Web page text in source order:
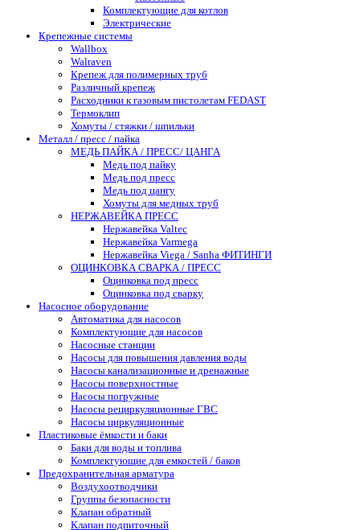
Комплектующие для котлов
Электрические
Крепежные системы
Wallbox
Walraven
Крепеж для полимерных труб
Различный крепеж
Расходники к газовым пистолетам FEDAST
Термоклип
Хомуты / стяжки / шпильки
Металл / пресс / пайка
МЕДЬ ПАЙКА / ПРЕСС/ ЦАНГА
Медь под пайку
Медь под пресс
Медь под цангу
Хомуты для медных труб
НЕРЖАВЕЙКА ПРЕСС
Нержавейка Valtec
Нержавейка Varmega
Нержавейка Viega / Sanha ФИТИНГИ
ОЦИНКОВКА СВАРКА / ПРЕСС
Оцинковка под пресс
Оцинковка под сварку
Насосное оборудование
Автоматика для насосов
Комплектующие для насосов
Насосные станции
Насосы для повышения давления воды
Насосы канализационные и дренажные
Насосы поверхностные
Насосы погружные
Насосы рециркуляционные ГВС
Насосы циркуляционные
Пластиковые ёмкости и баки
Баки для воды и топлива
Комплектующие для емкостей / баков
Предохранительная арматура
Воздухоотводчики
Группы безопасности
Клапан обратный
Клапан подпиточный